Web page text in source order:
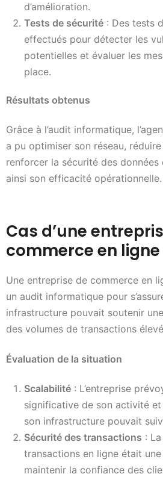
d’amélioration.
Tests de sécurité : Des tests
effectués pour détecter les
potentielles et évaluer les
place.
Résultats obtenus
Grâce à l’audit informatique,
a pu optimiser son réseau,
renforcer la sécurité des données
ainsi son efficacité opérationnelle.
Cas d’une
commerce en ligne
Une entreprise de commerce en
un audit informatique pour
infrastructure pouvait soutenir
des volumes de transactions
Évaluation de la situation
Scalabilité : L’entreprise
significative de son activité et
son infrastructure pouvait
Sécurité des transactions :
transactions en ligne était
maintenir la confiance des